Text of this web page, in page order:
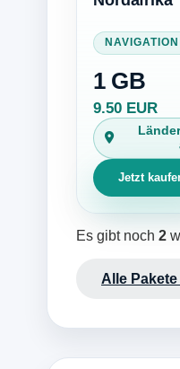
1 GB
9.50 EUR
Jetzt
Es gibt noch 2
Alle